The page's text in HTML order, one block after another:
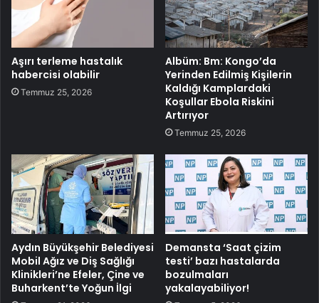
Aşırı terleme hastalık
habercisi olabilir
Temmuz 25, 2026
Albüm: Bm: Kongo’da
Yerinden Edilmiş Kişilerin
Kaldığı Kamplardaki
Koşullar Ebola Riskini
Artırıyor
Temmuz 25, 2026
Aydın Büyükşehir Belediyesi
Mobil Ağız ve Diş Sağlığı
Klinikleri’ne Efeler, Çine ve
Buharkent’te Yoğun İlgi
Demansta ‘Saat çizim
testi’ bazı hastalarda
bozulmaları
yakalayabiliyor!